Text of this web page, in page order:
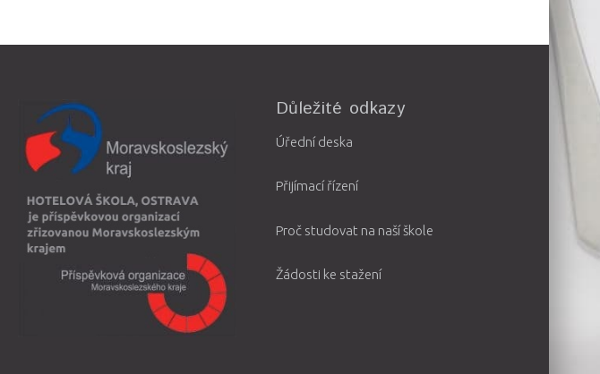
Důležité odkazy
Úřední deska
Přijímací řízení
Proč studovat na naší škole
Žádosti ke stažení